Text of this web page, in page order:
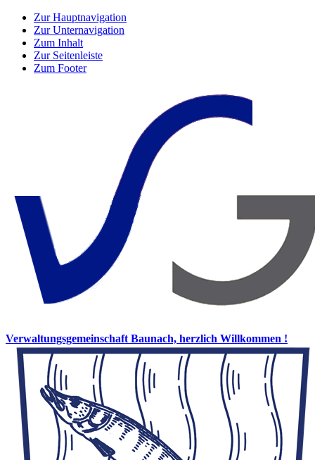
Zur Hauptnavigation
Zur Unternavigation
Zum Inhalt
Zur Seitenleiste
Zum Footer
Verwaltungsgemeinschaft Baunach, herzlich Willkommen !